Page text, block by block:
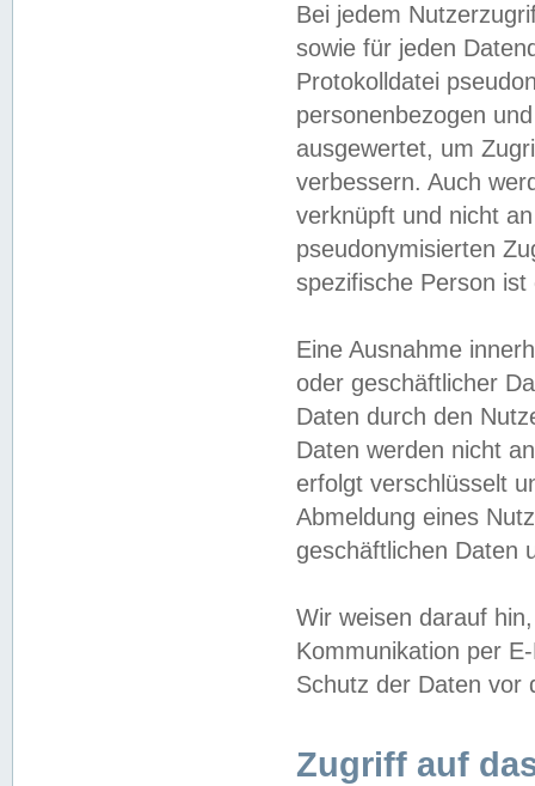
Bei jedem
sowie für jeden
Protokolldatei
personenbezogen
ausgewertet, um
verbessern. Auch
verknüpft und nicht
pseudonymisierten
spezifische Person
Eine Ausnahme
oder geschäftlicher
Daten durch den
Daten werden nicht
erfolgt verschlüsselt
Abmeldung eines
geschäftlichen Daten
Wir weisen darauf
Kommunikation per
Schutz der Daten vor
Zugriff auf